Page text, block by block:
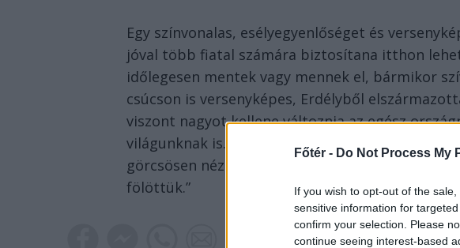
Főtér - Do Not Process My
If you wish to opt-out of the
sensitive information for
confirm your selection. Please
continue seeing interest-based
Egy színvonalas, esélyegyenlőséget és
jóval több fiatal számára biztosítana itthon
időlegesen mentek vagy mennek el, bármikor
csúcson is versenyképes, Erdélyből
viszont nagyot kellene változnia az egész
világunknak is. Szellemben is, nemcsak
görcsösen nézzük, és ez is riasztó, nem értjük a
fölöttük.”